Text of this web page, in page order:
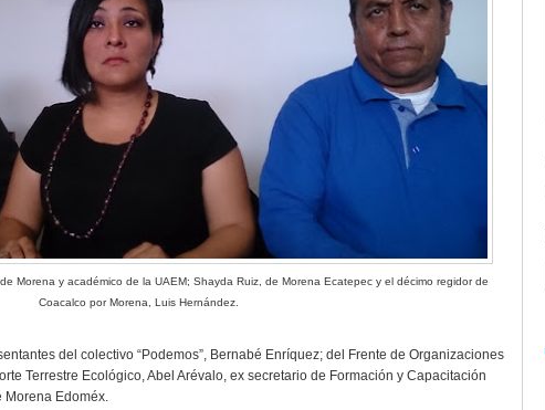
Morena y académico de la UAEM; Shayda Ruiz, de Morena Ecatepec y el décimo regidor de
Coacalco por Morena, Luis Hernández.
del colectivo “Podemos”, Bernabé Enríquez; del Frente de Organizaciones
Terrestre Ecológico, Abel Arévalo, ex secretario de Formación y Capacitación
Morena Edoméx.